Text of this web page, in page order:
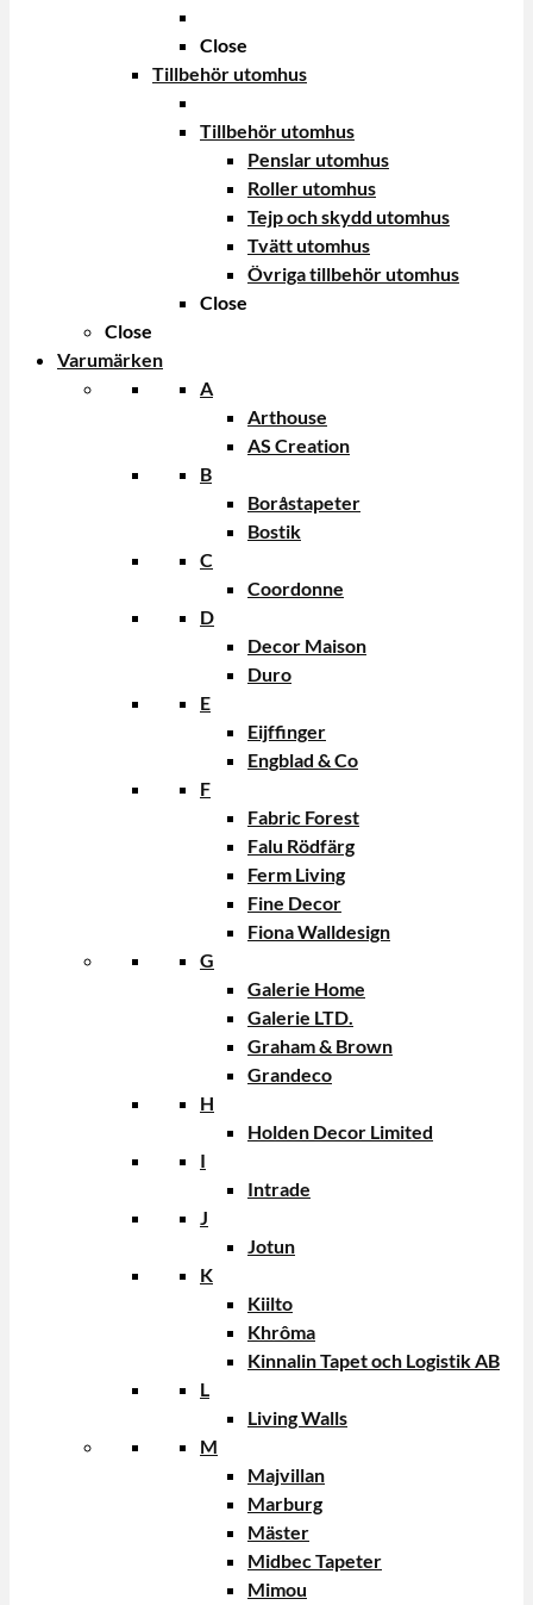
Close
Tillbehör utomhus
Tillbehör utomhus
Penslar utomhus
Roller utomhus
Tejp och skydd utomhus
Tvätt utomhus
Övriga tillbehör utomhus
Close
Close
Varumärken
A
Arthouse
AS Creation
B
Boråstapeter
Bostik
C
Coordonne
D
Decor Maison
Duro
E
Eijffinger
Engblad & Co
F
Fabric Forest
Falu Rödfärg
Ferm Living
Fine Decor
Fiona Walldesign
G
Galerie Home
Galerie LTD.
Graham & Brown
Grandeco
H
Holden Decor Limited
I
Intrade
J
Jotun
K
Kiilto
Khrôma
Kinnalin Tapet och Logistik AB
L
Living Walls
M
Majvillan
Marburg
Mäster
Midbec Tapeter
Mimou